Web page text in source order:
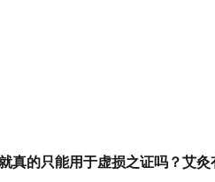
真的只能用于虚损之证吗？艾灸